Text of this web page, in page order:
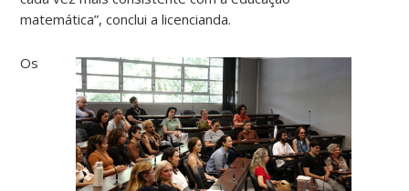
matemática”, conclui a licencianda.
Os